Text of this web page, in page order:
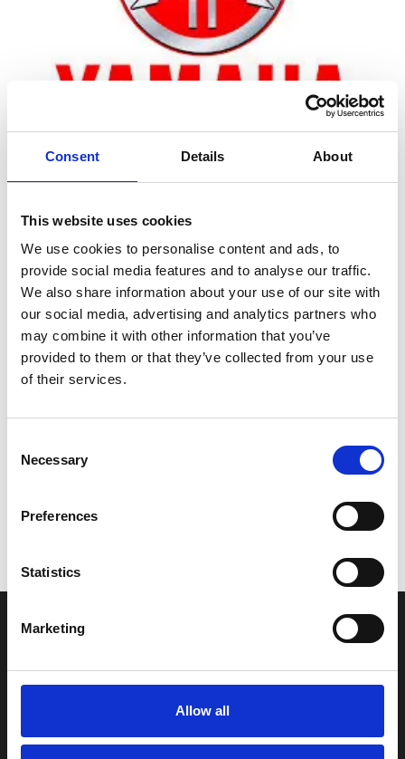
Consent Details About
This website uses cookies
We use cookies to personalise content and ads, to
provide social media features and to analyse our traffic.
We also share information about your use of our site with
our social media, advertising and analytics partners who
may combine it with other information that you’ve
provided to them or that they’ve collected from your use
of their services.
Selection
Necessary
Preferences
Statistics
Marketing
Allow all
Zoom
Leveringstid er 5-6 dag(e)
Model/varenr.: 6R342738005B
160,38 DKK
Vi oplever i øjeblikket store og hyppige prisændringer i markedet.
leveres, eller hvor prisen afviger fra det viste. Vi kontakter dig
naturligvis, hvis dette er tilfældet.
INFORMATIONER